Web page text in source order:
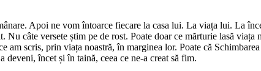
Apoi ne vom întoarce fiecare la casa lui. La viața lui. La
câte versete știm pe de rost. Poate doar ce mărturie lasă viața
scris, prin viața noastră, în marginea lor. Poate că
deveni, încet și în taină, ceea ce ne-a creat să fim.